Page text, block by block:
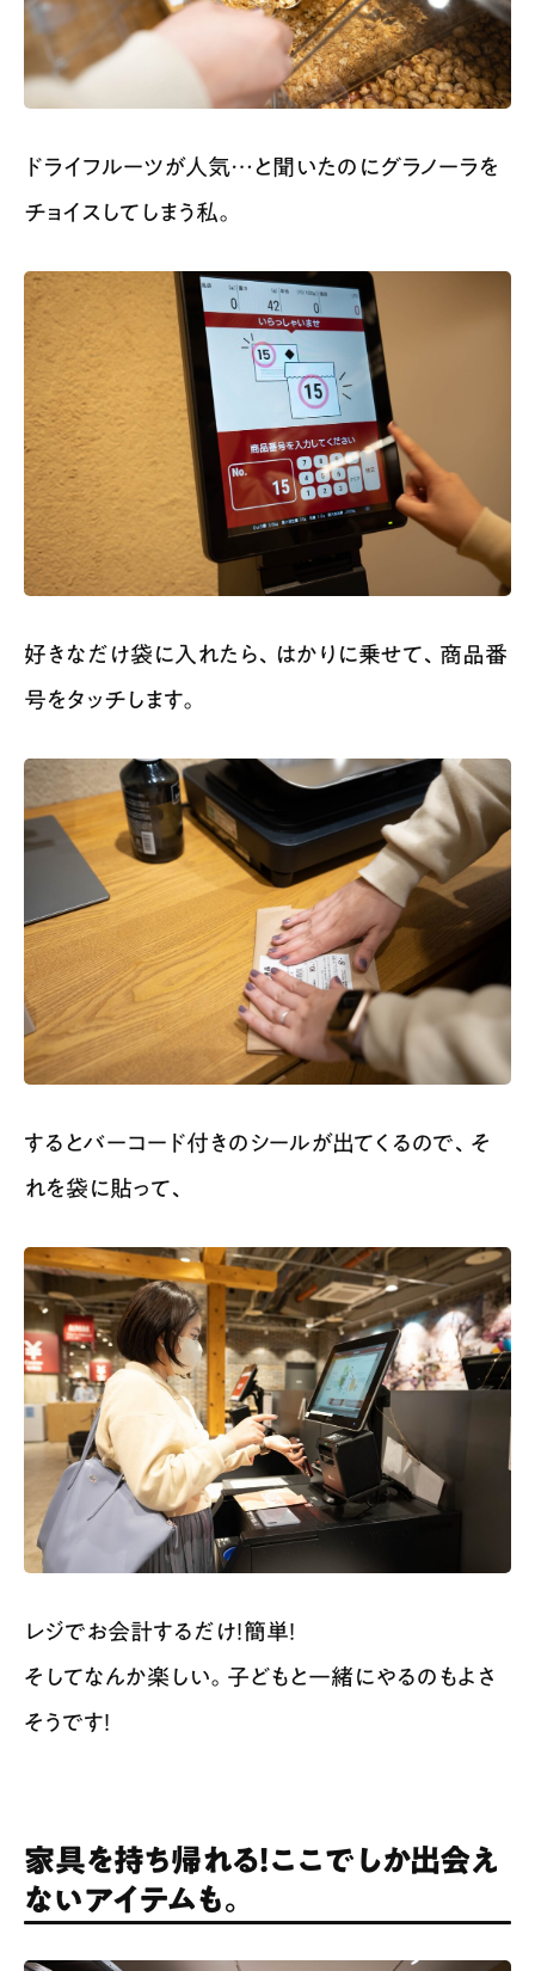
ドライフルーツが人気…と聞いたのにグラノーラを
チョイスしてしまう私。
好きなだけ袋に入れたら、はかりに乗せて、商品番
号をタッチします。
するとバーコード付きのシールが出てくるので、そ
れを袋に貼って、
レジでお会計するだけ！簡単！
そしてなんか楽しい。子どもと一緒にやるのもよさ
そうです！
家具を持ち帰れる！ここでしか出会え
ないアイテムも。